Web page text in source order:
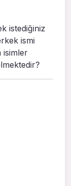
istediğiniz
ismi
isimler